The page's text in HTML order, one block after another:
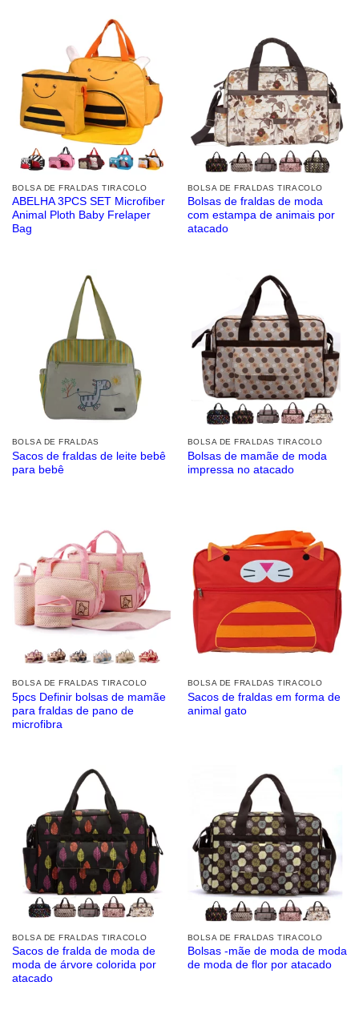
BOLSA DE FRALDAS TIRACOLO
ABELHA 3PCS SET Microfiber
Animal Ploth Baby Frelaper
Bag
BOLSA DE FRALDAS TIRACOLO
Bolsas de fraldas de moda
com estampa de animais por
atacado
BOLSA DE FRALDAS
Sacos de fraldas de leite bebê
para bebê
BOLSA DE FRALDAS TIRACOLO
Bolsas de mamãe de moda
impressa no atacado
BOLSA DE FRALDAS TIRACOLO
5pcs Definir bolsas de mamãe
para fraldas de pano de
microfibra
BOLSA DE FRALDAS TIRACOLO
Sacos de fraldas em forma de
animal gato
BOLSA DE FRALDAS TIRACOLO
Sacos de fralda de moda de
moda de árvore colorida por
atacado
BOLSA DE FRALDAS TIRACOLO
Bolsas -mãe de moda de moda
de moda de flor por atacado